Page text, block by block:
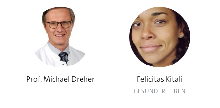
Prof. Michael Dreher Felicitas Kitali
GESÜNDER LEBEN